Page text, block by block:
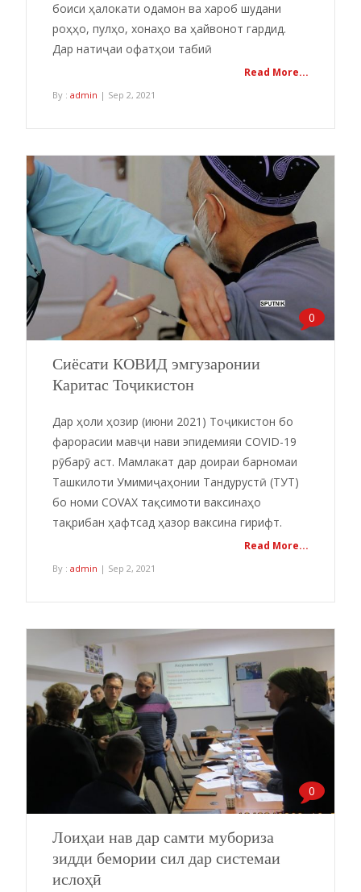
боиси ҳалокати одамон ва хароб шудани
роҳҳо, пулҳо, хонаҳо ва ҳайвонот гардид.
Дар натиҷаи офатҳои табиӣ
Read More...
By : admin | Sep 2, 2021
0
Сиёсати КОВИД эмгузаронии
Каритас Тоҷикистон
Дар ҳоли ҳозир (июни 2021) Тоҷикистон бо
фарорасии мавҷи нави эпидемияи COVID-19
рӯбарӯ аст. Мамлакат дар доираи барномаи
Ташкилоти Умимиҷаҳонии Тандурустӣ (ТУТ)
бо номи COVAX тақсимоти ваксинаҳо
тақрибан ҳафтсад ҳазор ваксина гирифт.
Read More...
By : admin | Sep 2, 2021
0
Лоиҳаи нав дар самти мубориза
зидди бемории сил дар системаи
ислоҳӣ